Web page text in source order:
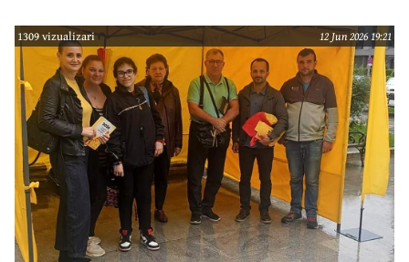
Moldoveanu.
1309 vizualizari 12 Jun 2026 19:21